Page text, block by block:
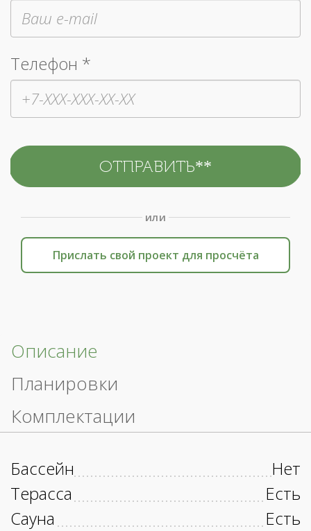
Телефон *
или
Прислать свой проект для просчёта
Описание
Планировки
Комплектации
Бассейн
Нет
Терасса
Есть
Сауна
Есть